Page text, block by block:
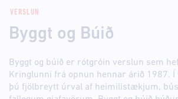
VERSLUN
Byggt og Búið
Byggt og búið er rótgróin verslun sem
Kringlunni frá opnun hennar árið 1987.
þú fjölbreytt úrval af heimilistækjum,